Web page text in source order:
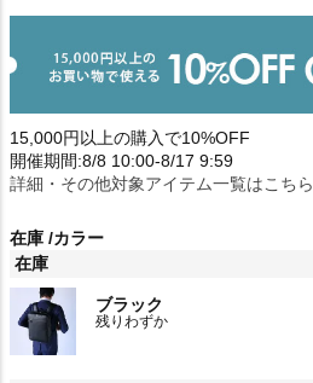
15,000円以上の購入で10%OFF
開催期間:8/8 10:00-8/17 9:59
詳細・その他対象アイテム一覧はこちら
在庫 カラー
在庫
ブラック
残りわずか